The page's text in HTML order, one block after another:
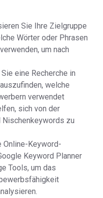
Sie Ihre Zielgruppe
Wörter oder Phrasen
um nach
eine Recherche in
welche
verwendet
sich von der
Nischenkeywords zu
Online-Keyword-
Keyword Planner
Tools, um das